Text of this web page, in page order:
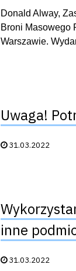
Donald Alway,
Broni Masowego
Warszawie.
Uwaga!
Data publikacji:
31.03.2022
inne
Data publikacji:
31.03.2022